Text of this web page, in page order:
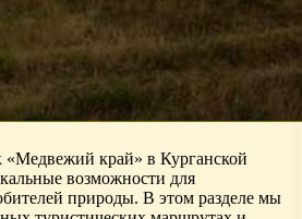
край» в Курганской
возможности для
природы. В этом разделе мы